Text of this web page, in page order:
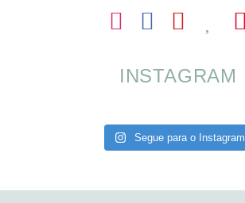
INSTAGRAM
Segue para o Instagram